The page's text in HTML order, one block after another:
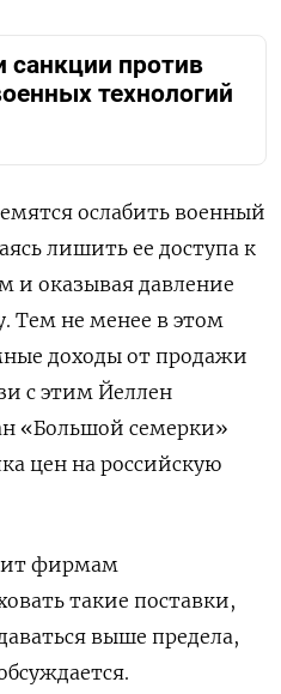
против
технологий
ослабить военный
лишить ее доступа к
и оказывая давление
Тем не менее в этом
доходы от продажи
с этим Йеллен
«Большой семерки»
цен на российскую
фирмам
такие поставки,
выше предела,